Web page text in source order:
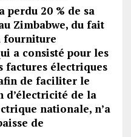
perdu 20 % de sa
Zimbabwe, du fait
fourniture
a consisté pour les
factures électriques
de faciliter le
d’électricité de la
nationale, n’a
de